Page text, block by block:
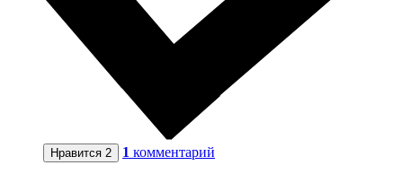
Нравится 2 1 комментарий